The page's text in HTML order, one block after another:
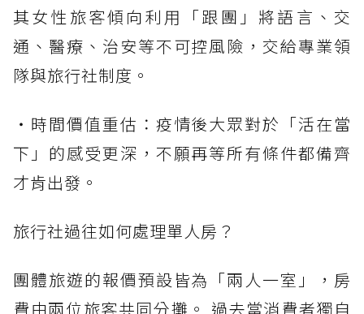
其女性旅客傾向利用「跟團」將語言、交
通、醫療、治安等不可控風險，交給專業領
隊與旅行社制度。
・時間價值重估：疫情後大眾對於「活在當
下」的感受更深，不願再等所有條件都備齊
才肯出發。
旅行社過往如何處理單人房？
團體旅遊的報價預設皆為「兩人一室」，房
費由兩位旅客共同分攤。 過去當消費者獨自